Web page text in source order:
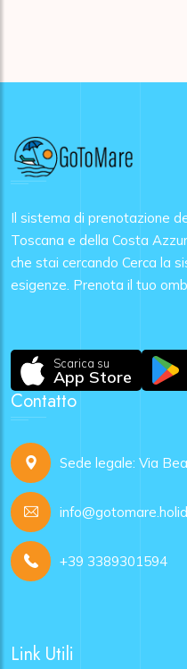
Il sistema di prenotazione
Toscana e della Costa
che stai cercando Cerca la
esigenze. Prenota il tuo
Scarica su
App Store
Contatto
Sede legale: Via
+39 3389301594
Link Utili